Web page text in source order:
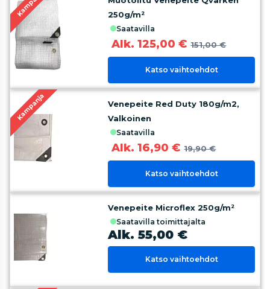
250g/m²
saatavilla
Alk. 125,00 € 151,00 €
Katso vaihtoehdot
Kampanja
Venepeite Red Duty 180g/m2,
Valkoinen
saatavilla
Alk. 16,90 € 19,90 €
Katso vaihtoehdot
Venepeite Microflex 250g/m²
saatavilla toimittajalta
Alk. 55,00 €
Katso vaihtoehdot